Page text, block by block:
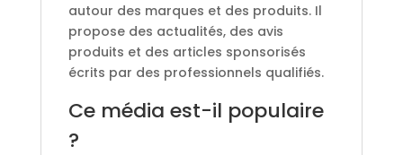
autour des marques et des produits. Il
propose des actualités, des avis
produits et des articles sponsorisés
écrits par des professionnels qualifiés.
Ce média est-il populaire
?